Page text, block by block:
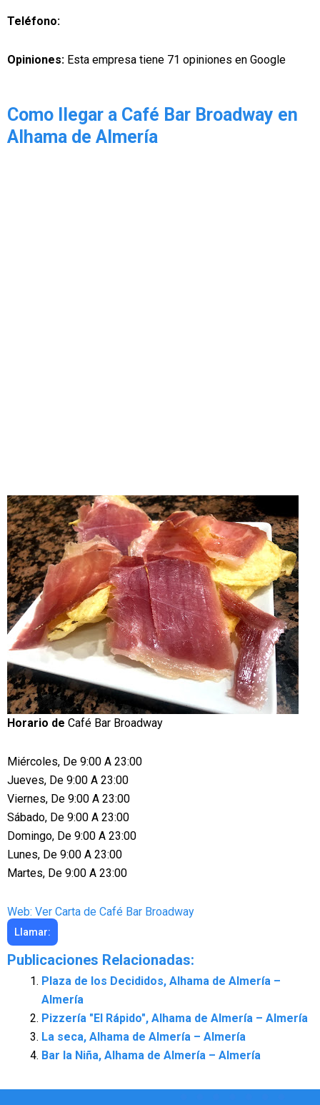
Teléfono:
Opiniones: Esta empresa tiene 71 opiniones en Google
Como llegar a Café Bar Broadway en
Alhama de Almería
Horario de Café Bar Broadway
Miércoles, De 9:00 A 23:00
Jueves, De 9:00 A 23:00
Viernes, De 9:00 A 23:00
Sábado, De 9:00 A 23:00
Domingo, De 9:00 A 23:00
Lunes, De 9:00 A 23:00
Martes, De 9:00 A 23:00
Web: Ver Carta de Café Bar Broadway
Llamar:
Publicaciones Relacionadas:
Plaza de los Decididos, Alhama de Almería –
Almería
Pizzería "El Rápido", Alhama de Almería – Almería
La seca, Alhama de Almería – Almería
Bar la Niña, Alhama de Almería – Almería